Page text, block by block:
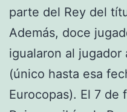
parte del Rey del
Además, doce
igualaron al jugador
(único hasta esa
Eurocopas). El 7 de